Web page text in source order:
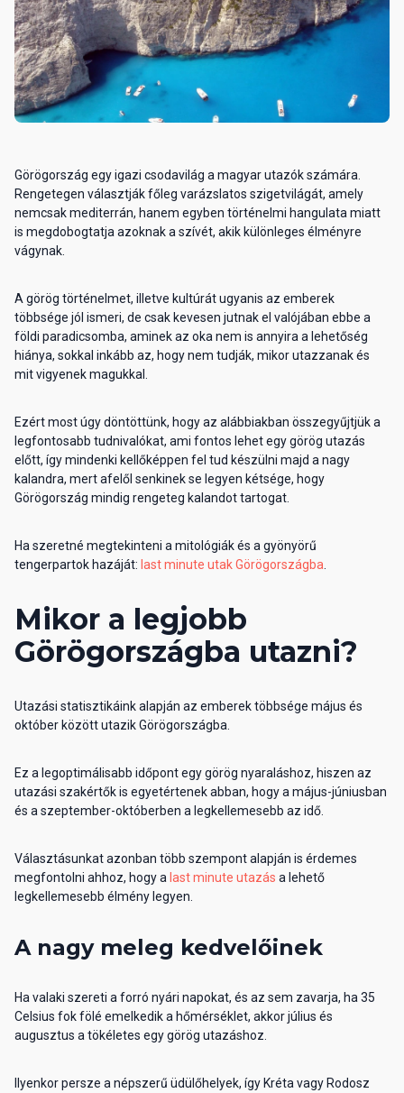
Görögország egy igazi csodavilág a magyar utazók számára.
Rengetegen választják főleg varázslatos szigetvilágát, amely
nemcsak mediterrán, hanem egyben történelmi hangulata miatt
is megdobogtatja azoknak a szívét, akik különleges élményre
vágynak.
A görög történelmet, illetve kultúrát ugyanis az emberek
többsége jól ismeri, de csak kevesen jutnak el valójában ebbe a
földi paradicsomba, aminek az oka nem is annyira a lehetőség
hiánya, sokkal inkább az, hogy nem tudják, mikor utazzanak és
mit vigyenek magukkal.
Ezért most úgy döntöttünk, hogy az alábbiakban összegyűjtjük a
legfontosabb tudnivalókat, ami fontos lehet egy görög utazás
előtt, így mindenki kellőképpen fel tud készülni majd a nagy
kalandra, mert afelől senkinek se legyen kétsége, hogy
Görögország mindig rengeteg kalandot tartogat.
Ha szeretné megtekinteni a mitológiák és a gyönyörű
tengerpartok hazáját: last minute utak Görögországba
Mikor a legjobb
Görögországba utazni?
Utazási statisztikáink alapján az emberek többsége május és
október között utazik Görögországba.
Ez a legoptimálisabb időpont egy görög nyaraláshoz, hiszen az
utazási szakértők is egyetértenek abban, hogy a május-júniusban
és a szeptember-októberben a legkellemesebb az idő.
Választásunkat azonban több szempont alapján is érdemes
megfontolni ahhoz, hogy a last minute utazás a lehető
legkellemesebb élmény legyen.
A nagy meleg kedvelőinek
Ha valaki szereti a forró nyári napokat, és az sem zavarja, ha 35
Celsius fok fölé emelkedik a hőmérséklet, akkor július és
augusztus a tökéletes egy görög utazáshoz.
Ilyenkor persze a népszerű üdülőhelyek, így Kréta vagy Rodosz